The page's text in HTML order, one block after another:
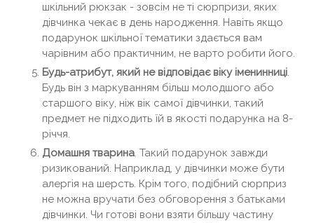
шкільний рюкзак - зовсім не ті сюрпризи, яких
дівчинка чекає в день народження. Навіть якщо
подарунок шкільної тематики здається вам
чарівним або практичним, не варто робити його.
Будь-атрибут, який не відповідає віку іменинниці.
Будь він з маркуванням більш молодшого або
старшого віку, ніж вік самої дівчинки, такий
предмет не підходить їй в якості подарунка на 8-
річчя.
Домашня тварина. Такий подарунок завжди
ризикований. Наприклад, у дівчинки може бути
алергія на шерсть. Крім того, подібний сюрприз
не можна вручати без обговорення з батьками
дівчинки. Чи готові вони взяти більшу частину